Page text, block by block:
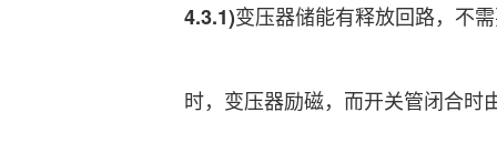
4.3.1)变压器储能有释放回路，不
时，变压器励磁，而开关管闭合时